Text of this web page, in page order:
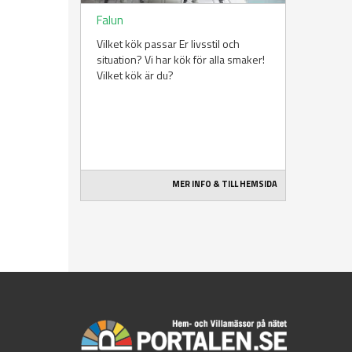
Falun
Vilket kök passar Er livsstil och
situation? Vi har kök för alla smaker!
Vilket kök är du?
MER INFO & TILL HEMSIDA